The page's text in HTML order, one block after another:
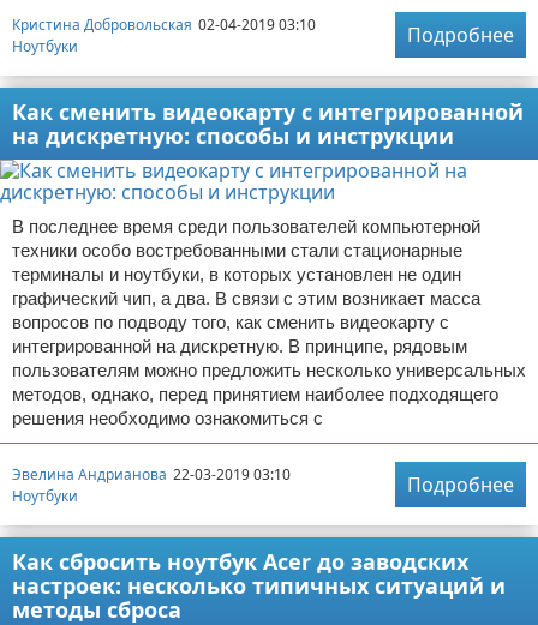
Кристина Добровольская 02-04-2019 03:10
Ноутбуки
Подробнее
Как сменить видеокарту с интегрированной
на дискретную: способы и инструкции
В последнее время среди пользователей компьютерной
техники особо востребованными стали стационарные
терминалы и ноутбуки, в которых установлен не один
графический чип, а два. В связи с этим возникает масса
вопросов по подводу того, как сменить видеокарту с
интегрированной на дискретную. В принципе, рядовым
пользователям можно предложить несколько универсальных
методов, однако, перед принятием наиболее подходящего
решения необходимо ознакомиться с
Эвелина Андрианова 22-03-2019 03:10
Ноутбуки
Подробнее
Как сбросить ноутбук Acer до заводских
настроек: несколько типичных ситуаций и
методы сброса